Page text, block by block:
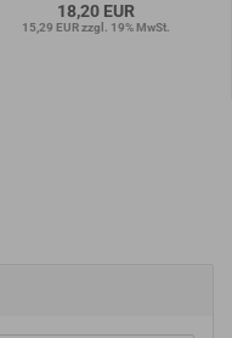
18,20 EUR
15,29 EUR zzgl. 19% MwSt.